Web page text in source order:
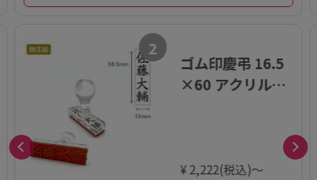
2
ゴム印慶弔 16.5
×60 アクリル
¥ 2,222(税込)～